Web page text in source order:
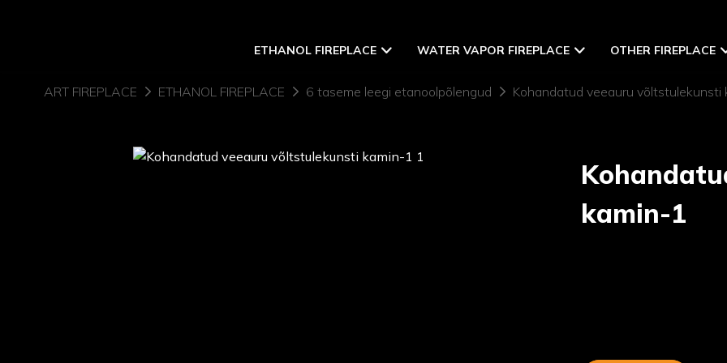
ETHANOL FIREPLACE WATER VAPOR FIREPLACE OTHER FIREPLACE
ART FIREPLACE ETHANOL FIREPLACE 6 taseme leegi etanoolpõlengud Kohandatud veeauru võltstulekunsti
kamin-1